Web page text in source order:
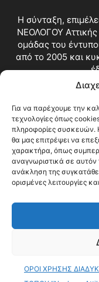
Για να παρέχουμε την
τεχνολογίες όπως
πληροφορίες συσκευών.
θα μας επιτρέψει να
χαρακτήρα, όπως
αναγνωριστικά σε
ανάκληση της
ορισμένες λειτουργίες
ΟΡΟΙ ΧΡΗΣΗΣ
Η σύνταξη,
ΝΕΟΛΟΓΟΥ Αττικής
ομάδας του
από το 2005 και
Videos
© Copyright 2026